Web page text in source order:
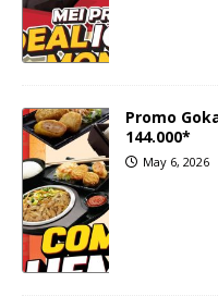
Promo
144.000*
May 6, 2026